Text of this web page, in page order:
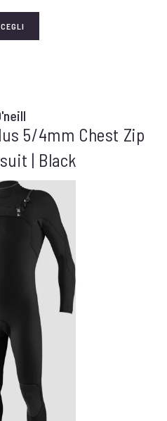
5/4mm Chest Zip
| Black